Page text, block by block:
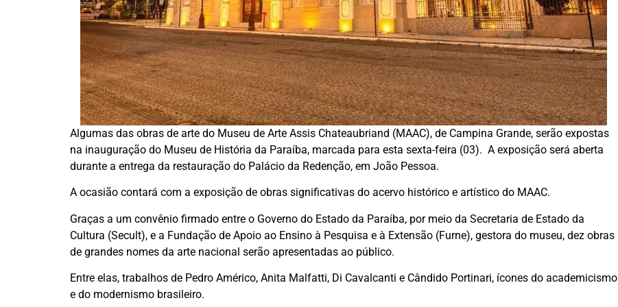
Algumas das obras de arte do Museu de Arte Assis Chateaubriand (MAAC), de Campina Grande, serão expostas
na inauguração do Museu de História da Paraíba, marcada para esta sexta-feira (03). A exposição será aberta
durante a entrega da restauração do Palácio da Redenção, em João Pessoa.
A ocasião contará com a exposição de obras significativas do acervo histórico e artístico do MAAC.
Graças a um convênio firmado entre o Governo do Estado da Paraíba, por meio da Secretaria de Estado da
Cultura (Secult), e a Fundação de Apoio ao Ensino à Pesquisa e à Extensão (Furne), gestora do museu, dez obras
de grandes nomes da arte nacional serão apresentadas ao público.
Entre elas, trabalhos de Pedro Américo, Anita Malfatti, Di Cavalcanti e Cândido Portinari, ícones do academicismo
e do modernismo brasileiro.